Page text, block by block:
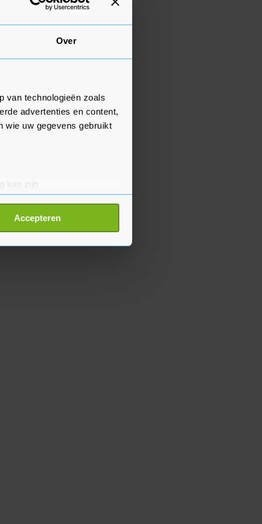
Over
van technologieën zoals
advertenties en content,
wie uw gegevens gebruikt
kan zijn
detailgedeelte
Accepteren